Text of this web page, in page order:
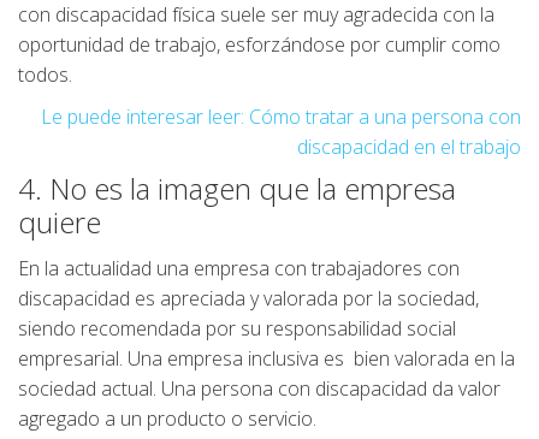
con discapacidad física suele ser muy agradecida con la
oportunidad de trabajo, esforzándose por cumplir como
todos.
Le puede interesar leer: Cómo tratar a una persona con
discapacidad en el trabajo
4. No es la imagen que la empresa
quiere
En la actualidad una empresa con trabajadores con
discapacidad es apreciada y valorada por la sociedad,
siendo recomendada por su responsabilidad social
empresarial. Una empresa inclusiva es bien valorada en la
sociedad actual. Una persona con discapacidad da valor
agregado a un producto o servicio.